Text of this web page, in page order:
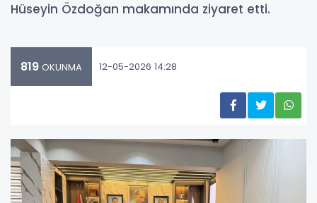
Hüseyin Özdoğan makamında ziyaret etti.
819 OKUNMA 12-05-2026 14:28